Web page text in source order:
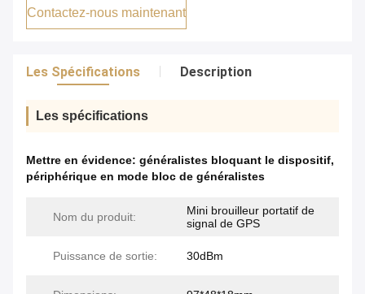
Contactez-nous maintenant
Les Spécifications Description
Les spécifications
Mettre en évidence: généralistes bloquant le dispositif,
périphérique en mode bloc de généralistes
Nom du produit:
Mini brouilleur portatif de
signal de GPS
Puissance de sortie: 30dBm